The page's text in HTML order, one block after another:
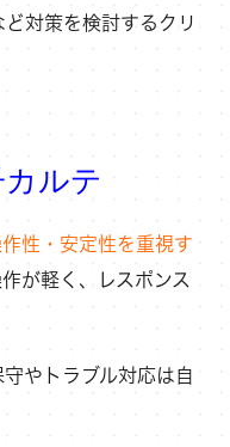
ど対策を検討するクリ
ルテ
性・安定性を重視す
が軽く、レスポンス
やトラブル対応は自